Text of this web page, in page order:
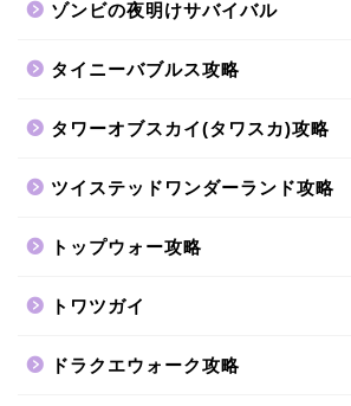
ゾンビの夜明けサバイバル
タイニーバブルス攻略
タワーオブスカイ(タワスカ)攻略
ツイステッドワンダーランド攻略
トップウォー攻略
トワツガイ
ドラクエウォーク攻略